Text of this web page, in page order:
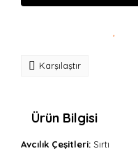
Karşılaştır
Ürün Bilgisi
Avcılık Çeşitleri: Sırtı